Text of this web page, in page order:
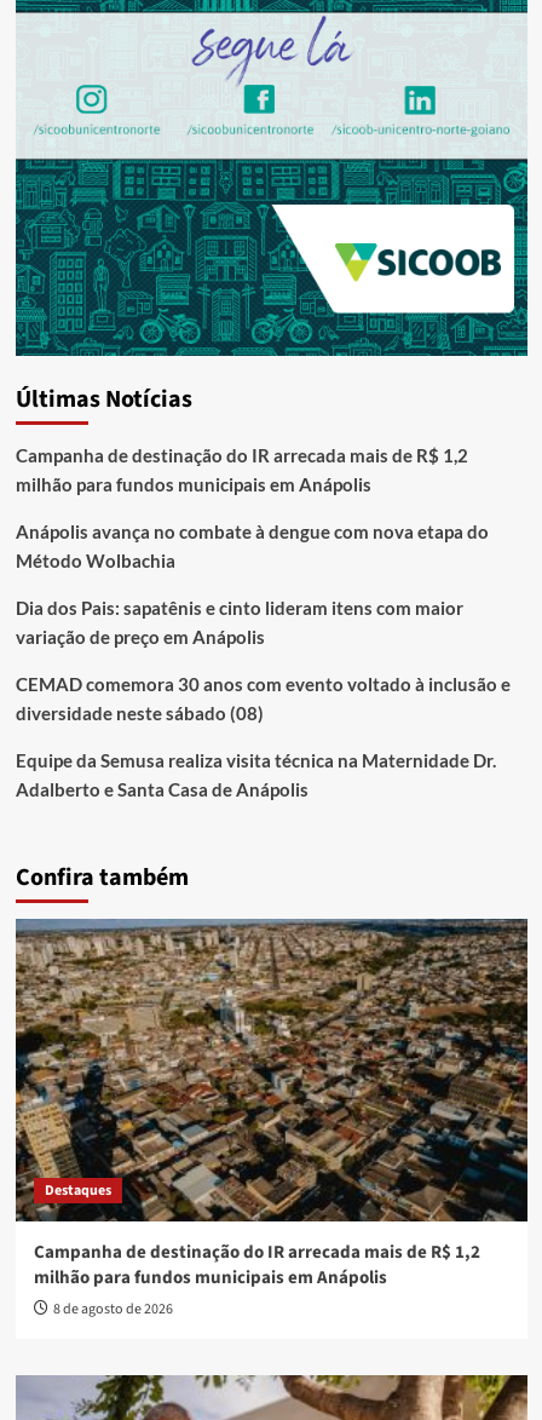
Últimas Notícias
Campanha de destinação do IR arrecada mais de R$ 1,2
milhão para fundos municipais em Anápolis
Anápolis avança no combate à dengue com nova etapa do
Método Wolbachia
Dia dos Pais: sapatênis e cinto lideram itens com maior
variação de preço em Anápolis
CEMAD comemora 30 anos com evento voltado à inclusão e
diversidade neste sábado (08)
Equipe da Semusa realiza visita técnica na Maternidade Dr.
Adalberto e Santa Casa de Anápolis
Confira também
Destaques
Campanha de destinação do IR arrecada mais de R$ 1,2
milhão para fundos municipais em Anápolis
8 de agosto de 2026